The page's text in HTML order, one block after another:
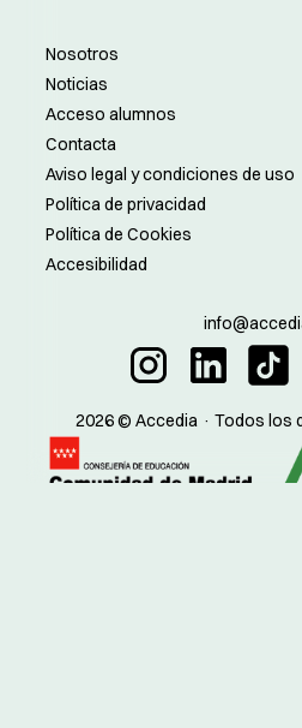
Nosotros
Noticias
Acceso alumnos
Contacta
Aviso legal y condiciones de uso
Política de privacidad
Política de Cookies
Accesibilidad
2026 © Accedia · Todos los